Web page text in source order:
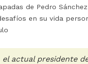
de Pedro Sánchez
en su vida
el actual presidente